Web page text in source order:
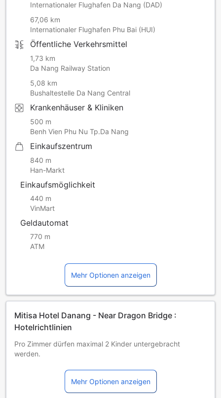
Internationaler Flughafen Da Nang (DAD)
67,06 km
Internationaler Flughafen Phu Bai (HUI)
Öffentliche Verkehrsmittel
1,73 km
Da Nang Railway Station
5,08 km
Bushaltestelle Da Nang Central
Krankenhäuser & Kliniken
500 m
Benh Vien Phu Nu Tp.Da Nang
Einkaufszentrum
840 m
Han-Markt
Einkaufsmöglichkeit
440 m
VinMart
Geldautomat
770 m
ATM
Mehr Optionen anzeigen
Mitisa Hotel Danang - Near Dragon Bridge :
Hotelrichtlinien
Pro Zimmer dürfen maximal 2 Kinder untergebracht
werden.
berechnet, sofern vorhandene Betten genutzt werden.
Kinder über 12 Jahren werden als Erwachsene angesehen.
Kinder und Zustellbetten
Mehr Optionen anzeigen